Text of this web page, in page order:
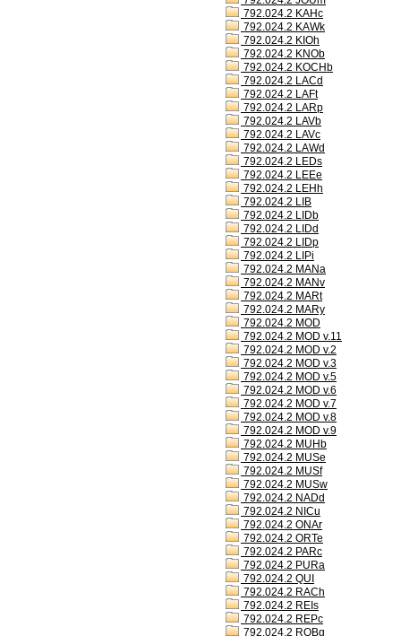
792.024.2 KAHc
792.024.2 KAWk
792.024.2 KIOh
792.024.2 KNOb
792.024.2 KOCHb
792.024.2 LACd
792.024.2 LAFt
792.024.2 LARp
792.024.2 LAVb
792.024.2 LAVc
792.024.2 LAWd
792.024.2 LEDs
792.024.2 LEEe
792.024.2 LEHh
792.024.2 LIB
792.024.2 LIDb
792.024.2 LIDd
792.024.2 LIDp
792.024.2 LIPi
792.024.2 MANa
792.024.2 MANv
792.024.2 MARt
792.024.2 MARy
792.024.2 MOD
792.024.2 MOD v.11
792.024.2 MOD v.2
792.024.2 MOD v.3
792.024.2 MOD v.5
792.024.2 MOD v.6
792.024.2 MOD v.7
792.024.2 MOD v.8
792.024.2 MOD v.9
792.024.2 MUHb
792.024.2 MUSe
792.024.2 MUSf
792.024.2 MUSw
792.024.2 NADd
792.024.2 NICu
792.024.2 ONAr
792.024.2 ORTe
792.024.2 PARc
792.024.2 PURa
792.024.2 QUI
792.024.2 RACh
792.024.2 REIs
792.024.2 REPc
792.024.2 ROBg